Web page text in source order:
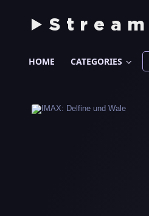
Stream
HOME CATEGORIES